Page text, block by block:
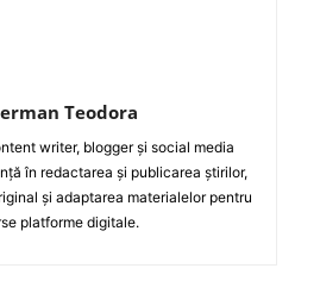
Teodora
writer, blogger și social media
în redactarea și publicarea știrilor,
și adaptarea materialelor pentru
platforme digitale.